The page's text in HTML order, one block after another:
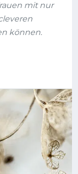
mit nur
können.